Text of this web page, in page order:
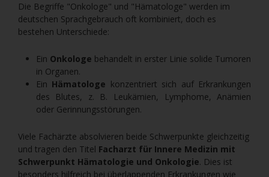
Die Begriffe "Onkologe" und "Hämatologe" werden im
deutschen Sprachgebrauch oft kombiniert, doch es
bestehen Unterschiede:
Ein Onkologe behandelt in erster Linie solide Tumoren
in Organen.
Ein Hämatologe konzentriert sich auf Erkrankungen
des Blutes, z. B. Leukämien, Lymphome, Anämien
oder Gerinnungsstörungen.
Viele Fachärzte absolvieren beide Schwerpunkte gleichzeitig
und tragen den Titel Facharzt für Innere Medizin mit
Schwerpunkt Hämatologie und Onkologie. Dies ist
besonders hilfreich bei überlappenden Erkrankungen wie